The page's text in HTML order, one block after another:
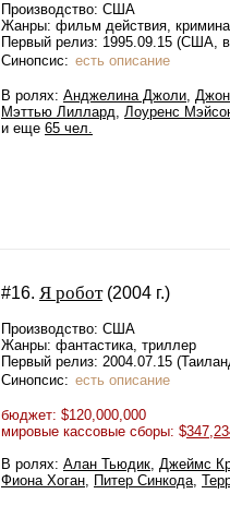
Производство: США
Жанры: фильм действия,
Первый релиз: 1995.09.15 (США,
Синопсис: есть описание
В ролях: Анджелина Джоли,
Мэттью Лиллард, Лоуренс
и еще 65 чел.
#16. Я робот (2004 г.)
Производство: США
Жанры: фантастика, триллер
Первый релиз: 2004.07.15
Синопсис: есть описание
бюджет: $120,000,000
мировые кассовые сборы: $
В ролях: Алан Тьюдик, Джеймс
Фиона Хоган, Питер Синкода,